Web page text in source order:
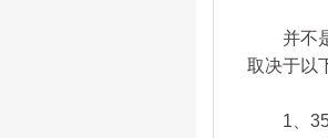
并不是
取决于以
1、35